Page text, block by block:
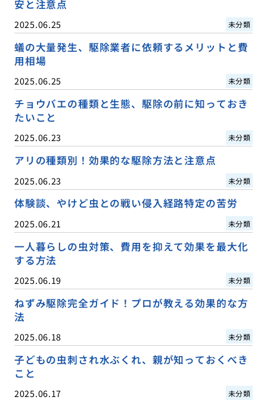
安と注意点
2025.06.25 未分類
蟻の大量発生、駆除業者に依頼するメリットと費
用相場
2025.06.25 未分類
チョウバエの種類と生態、駆除の前に知っておき
たいこと
2025.06.23 未分類
アリの種類別！効果的な駆除方法と注意点
2025.06.23 未分類
体験談、やけど虫との戦い侵入経路特定の苦労
2025.06.21 未分類
一人暮らしの虫対策、費用を抑えて効果を最大化
する方法
2025.06.19 未分類
ねずみ駆除完全ガイド！プロが教える効果的な方
法
2025.06.18 未分類
子どもの虫刺され水ぶくれ、親が知っておくべき
こと
2025.06.17 未分類